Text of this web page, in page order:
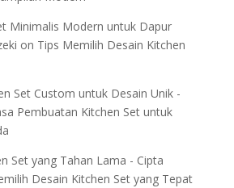
Minimalis Modern untuk Dapur
on Tips Memilih Desain Kitchen
Set Custom untuk Desain Unik -
Pembuatan Kitchen Set untuk
Set yang Tahan Lama - Cipta
Desain Kitchen Set yang Tepat